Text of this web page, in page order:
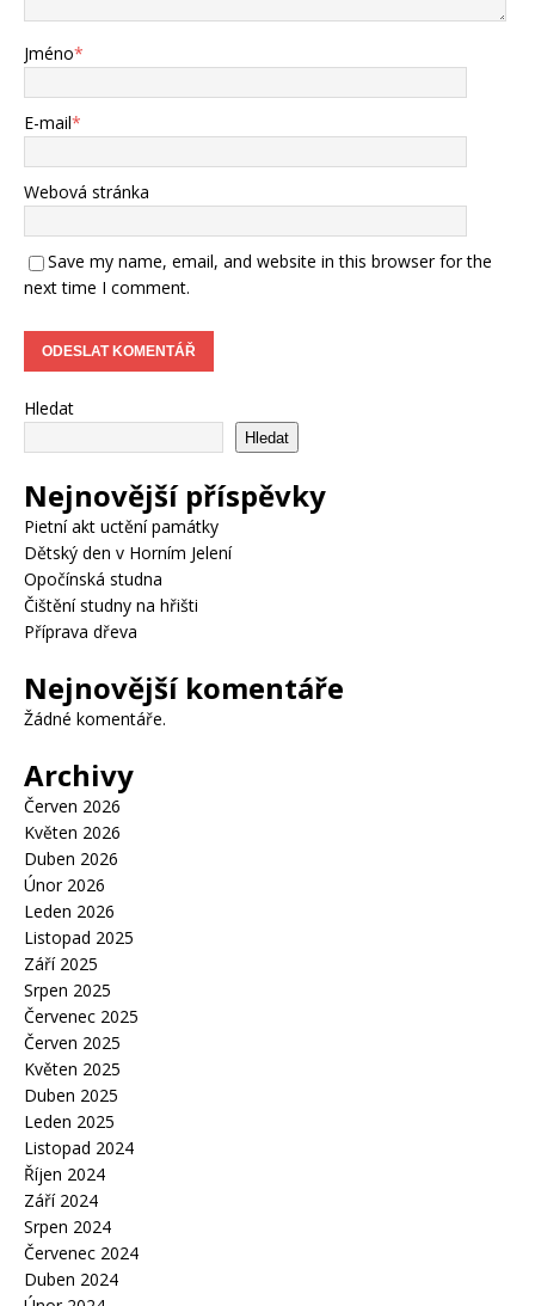
Jméno*
E-mail*
Webová stránka
Save my name, email, and website in this browser for the
next time I comment.
Hledat
Hledat
Nejnovější příspěvky
Pietní akt uctění památky
Dětský den v Horním Jelení
Opočínská studna
Čištění studny na hřišti
Příprava dřeva
Nejnovější komentáře
Žádné komentáře.
Archivy
Červen 2026
Květen 2026
Duben 2026
Únor 2026
Leden 2026
Listopad 2025
Září 2025
Srpen 2025
Červenec 2025
Červen 2025
Květen 2025
Duben 2025
Leden 2025
Listopad 2024
Říjen 2024
Září 2024
Srpen 2024
Červenec 2024
Duben 2024